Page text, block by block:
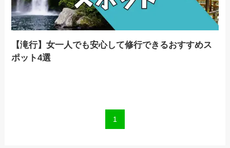
【滝行】女一人でも安心して修行できるおすすめス
ポット4選
1